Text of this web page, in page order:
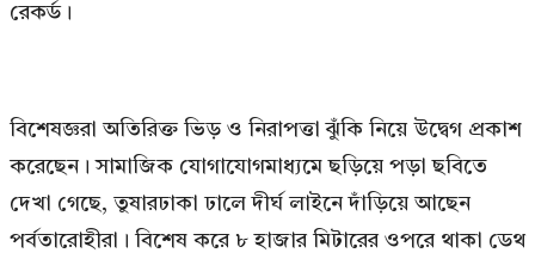
রেকর্ড।
বিশেষজ্ঞরা অতিরিক্ত ভিড় ও নিরাপত্তা ঝুঁকি নিয়ে উদ্বেগ প্রকাশ
করেছেন। সামাজিক যোগাযোগমাধ্যমে ছড়িয়ে পড়া ছবিতে
দেখা গেছে, তুষারঢাকা ঢালে দীর্ঘ লাইনে দাঁড়িয়ে আছেন
পর্বতারোহীরা। বিশেষ করে ৮ হাজার মিটারের ওপরে থাকা ডেথ